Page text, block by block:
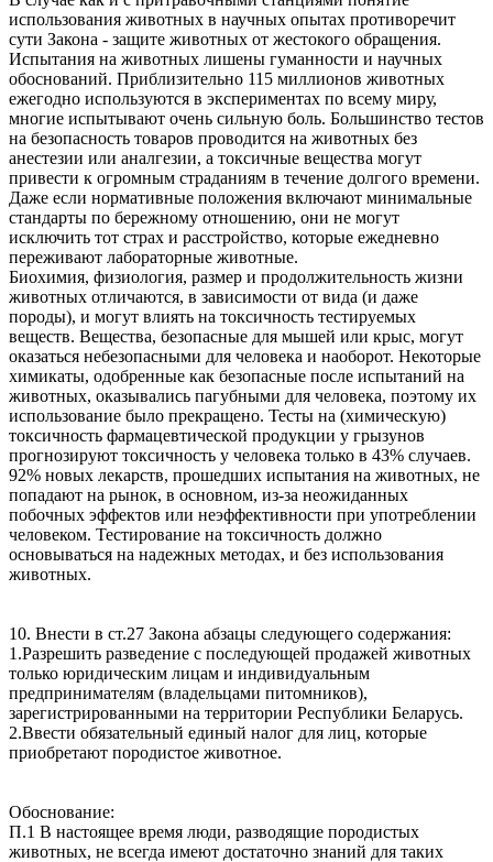
использования животных в научных опытах противоречит
сути Закона - защите животных от жестокого обращения.
Испытания на животных лишены гуманности и научных
обоснований. Приблизительно 115 миллионов животных
ежегодно используются в экспериментах по всему миру,
многие испытывают очень сильную боль. Большинство тестов
на безопасность товаров проводится на животных без
анестезии или аналгезии, а токсичные вещества могут
привести к огромным страданиям в течение долгого времени.
Даже если нормативные положения включают минимальные
стандарты по бережному отношению, они не могут
исключить тот страх и расстройство, которые ежедневно
переживают лабораторные животные.
Биохимия, физиология, размер и продолжительность жизни
животных отличаются, в зависимости от вида (и даже
породы), и могут влиять на токсичность тестируемых
веществ. Вещества, безопасные для мышей или крыс, могут
оказаться небезопасными для человека и наоборот. Некоторые
химикаты, одобренные как безопасные после испытаний на
животных, оказывались пагубными для человека, поэтому их
использование было прекращено. Тесты на (химическую)
токсичность фармацевтической продукции у грызунов
прогнозируют токсичность у человека только в 43% случаев.
92% новых лекарств, прошедших испытания на животных, не
попадают на рынок, в основном, из-за неожиданных
побочных эффектов или неэффективности при употреблении
человеком. Тестирование на токсичность должно
основываться на надежных методах, и без использования
животных.
10. Внести в ст.27 Закона абзацы следующего содержания:
1.Разрешить разведение с последующей продажей животных
только юридическим лицам и индивидуальным
предпринимателям (владельцами питомников),
зарегистрированными на территории Республики Беларусь.
2.Ввести обязательный единый налог для лиц, которые
приобретают породистое животное.
Обоснование:
П.1 В настоящее время люди, разводящие породистых
животных, не всегда имеют достаточно знаний для таких